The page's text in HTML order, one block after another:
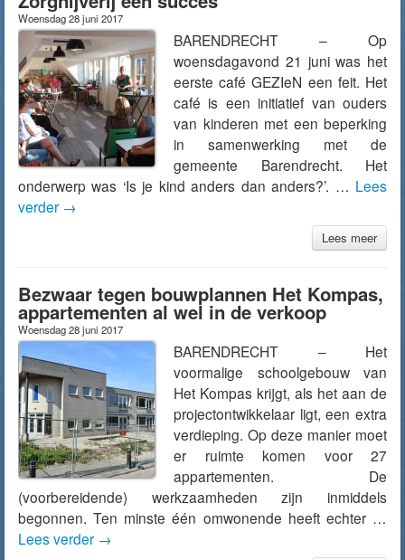
Woensdag 28 juni 2017
BARENDRECHT – Op
woensdagavond 21 juni was het
eerste café GEZIeN een feit. Het
café is een initiatief van ouders
van kinderen met een beperking
in samenwerking met de
gemeente Barendrecht. Het
onderwerp was ‘Is je kind anders dan anders?’. … Lees
verder →
Lees meer
Bezwaar tegen bouwplannen Het Kompas,
appartementen al wel in de verkoop
Woensdag 28 juni 2017
BARENDRECHT – Het
voormalige schoolgebouw van
Het Kompas krijgt, als het aan de
projectontwikkelaar ligt, een extra
verdieping. Op deze manier moet
er ruimte komen voor 27
appartementen. De
(voorbereidende) werkzaamheden zijn inmiddels
begonnen. Ten minste één omwonende heeft echter …
Lees verder →